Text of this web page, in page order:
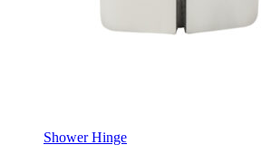
Shower Hinge